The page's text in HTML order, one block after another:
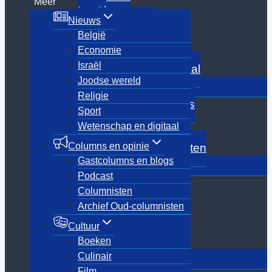
Nieuws
België
Economie
Israël
Joodse wereld
Religie
Sport
Wetenschap en digitaal
Columns en opinie
Gastcolumns en blogs
Podcast
Columnisten
Archief Oud-columnisten
Cultuur
Boeken
Culinair
Israël
Joodse wereld
Religie
Sport
Wetenschap en digitaal
Columns en opinie submenu
Gastcolumns en blogs
Podcast
Columnisten
Archief Oud-columnisten
Cultuur
Toggle
submenu
Boeken
Culinair
Film
Media
Showbizz
Dossiers submenu